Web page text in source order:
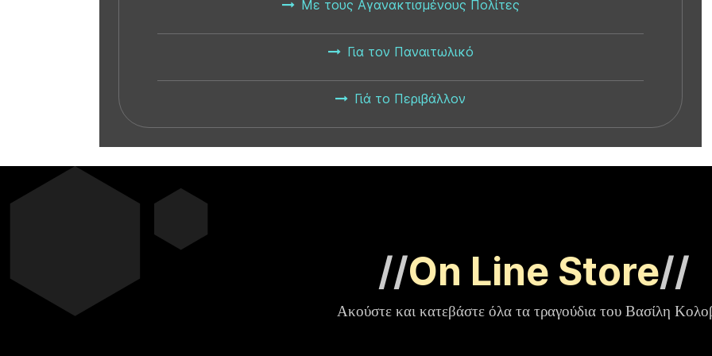
Με τους Αγανακτισμένους Πολίτες
Για τον Παναιτωλικό
Γιά το Περιβάλλον
//On Line Store//
Ακούστε και κατεβάστε όλα τα τραγούδια του Βασίλη